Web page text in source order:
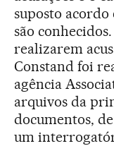
suposto acordo
são
realizarem
Constand foi
agência
arquivos da
documentos,
um